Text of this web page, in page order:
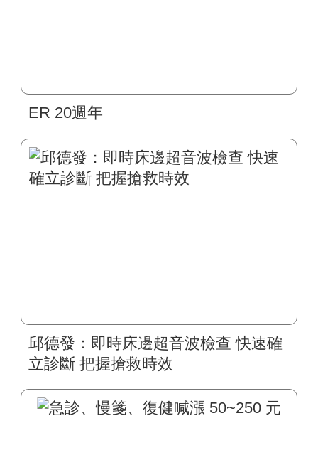
ER 20週年
邱德發：即時床邊超音波檢查 快速確
立診斷 把握搶救時效